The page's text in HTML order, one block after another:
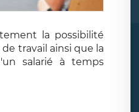
la possibilité
travail ainsi que la
salarié à temps